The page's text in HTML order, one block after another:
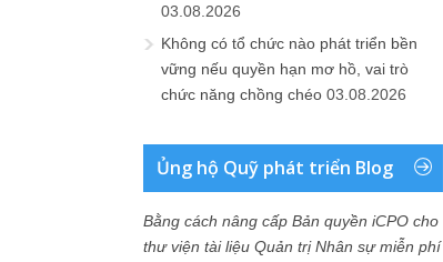
03.08.2026
Không có tổ chức nào phát triển bền
vững nếu quyền hạn mơ hồ, vai trò
chức năng chồng chéo 03.08.2026
Ủng hộ Quỹ phát triển Blog
Bằng cách nâng cấp Bản quyền iCPO cho
thư viện tài liệu Quản trị Nhân sự miễn phí